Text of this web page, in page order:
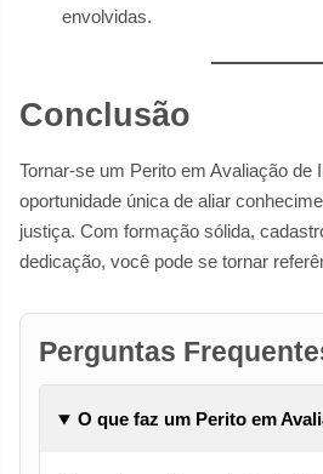
envolvidas.
Conclusão
Tornar-se um Perito em Avaliação de
oportunidade única de aliar
justiça. Com formação sólida,
dedicação, você pode se tornar
Perguntas
O que faz um Perito em